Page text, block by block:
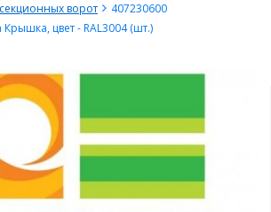
ворот
407230600
Крышка, цвет - RAL3004 (шт.)